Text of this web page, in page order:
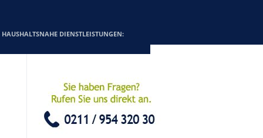
HAUSHALTSNAHE DIENSTLEISTUNGEN: